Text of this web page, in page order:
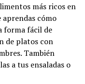
más ricos en
cómo
forma fácil de
de platos con
También
a tus ensaladas o